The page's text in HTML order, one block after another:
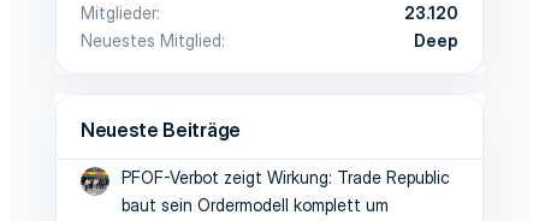
Mitglieder
23.120
Neuestes Mitglied
Deep
Neueste Beiträge
PFOF-Verbot zeigt Wirkung: Trade Republic
baut sein Ordermodell komplett um